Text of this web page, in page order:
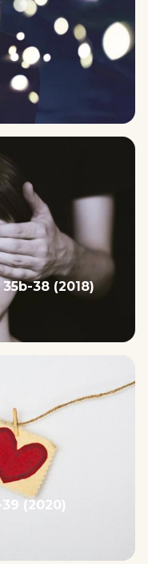
38 (2018)
(2020)